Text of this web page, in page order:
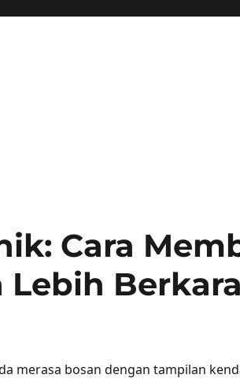
Cara
Lebih
merasa bosan dengan tampilan